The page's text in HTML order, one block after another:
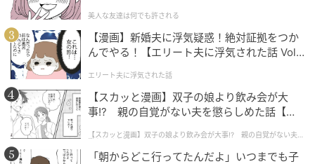
美人な友達は何でも許される
【漫画】新婚夫に浮気疑惑！絶対証拠をつか
んでやる！【エリート夫に浮気された話 Vol.
エリート夫に浮気された話
【スカッと漫画】双子の娘より飲み会が大
事!? 親の自覚がない夫を懲らしめた話【第1
【スカッと漫画】双子の娘より飲み会が大事!? 親の自覚がない夫を
懲らしめた話
「朝からどこ行ってたんだよ」いつまでも子